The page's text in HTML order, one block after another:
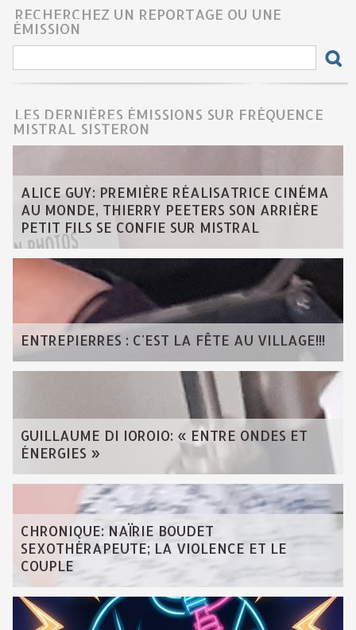
RECHERCHEZ UN REPORTAGE OU UNE
ÉMISSION
LES DERNIÈRES ÉMISSIONS SUR FRÉQUENCE
MISTRAL SISTERON
ALICE GUY: PREMIÈRE RÉALISATRICE CINÉMA
AU MONDE, THIERRY PEETERS SON ARRIÈRE
PETIT FILS SE CONFIE SUR MISTRAL
ENTREPIERRES : C'EST LA FÊTE AU VILLAGE!!!
GUILLAUME DI IOROIO: « ENTRE ONDES ET
ÉNERGIES »
CHRONIQUE: NAÏRIE BOUDET
SEXOTHÉRAPEUTE; LA VIOLENCE ET LE
COUPLE